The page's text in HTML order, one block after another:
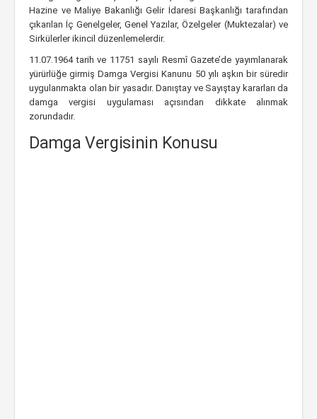
Hazine ve Maliye Bakanlığı Gelir İdaresi Başkanlığı tarafından
çıkarılan İç Genelgeler, Genel Yazılar, Özelgeler (Muktezalar) ve
Sirkülerler ikincil düzenlemelerdir.
11.07.1964 tarih ve 11751 sayılı Resmî Gazete’de yayımlanarak
yürürlüğe girmiş Damga Vergisi Kanunu 50 yılı aşkın bir süredir
uygulanmakta olan bir yasadır. Danıştay ve Sayıştay kararları da
damga vergisi uygulaması açısından dikkate alınmak
zorundadır.
Damga Vergisinin Konusu